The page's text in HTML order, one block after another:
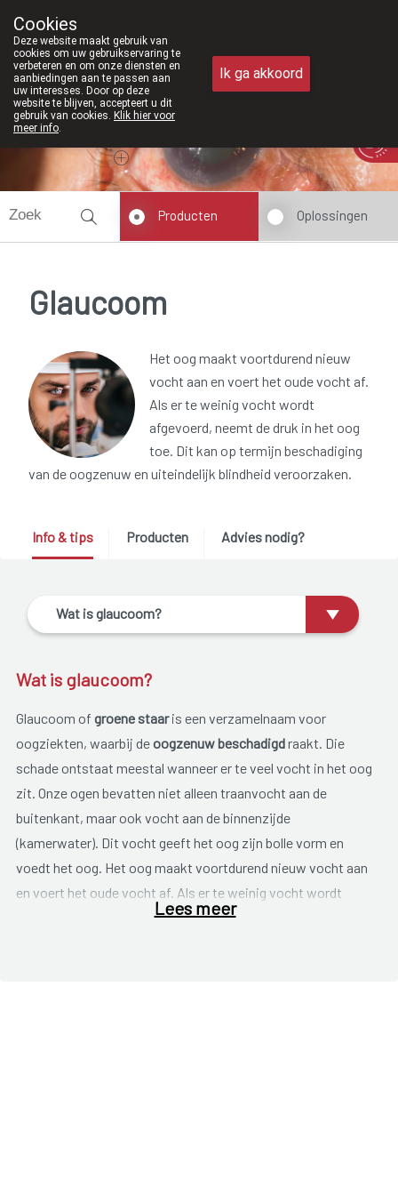
011/610300
Vandaag
Producten Oplossingen
Glaucoom
Het oog maakt voortdurend nieuw
vocht aan en voert het oude vocht af.
Als er te weinig vocht wordt
afgevoerd, neemt de druk in het oog
toe. Dit kan op termijn beschadiging
van de oogzenuw en uiteindelijk blindheid veroorzaken.
Info & tips Producten Advies nodig?
Wat is glaucoom?
Wat is glaucoom?
Glaucoom of groene staaris een verzamelnaam voor
oogziekten, waarbij deoogzenuw beschadigdraakt. Die
schade ontstaat meestal wanneer er te veel vocht in het oog
zit. Onze ogen bevatten niet alleen traanvocht aan de
buitenkant, maar ook vocht aan de binnenzijde
(kamerwater). Dit vocht geeft het oog zijn bolle vorm en
voedt het oog. Het oog maakt voortdurend nieuw vocht aan
en voert het oude vocht af. Als er te weinig vocht wordt
neemt de druk in het oog toe
Lees meer
Cookies
Deze website maakt gebruik van
cookies om uw gebruikservaring te
verbeteren en om onze diensten en
aanbiedingen aan te passen aan
uw interesses. Door op deze
website te blijven, accepteert u dit
gebruik van cookies. Klik hier voor
meer info.
Ik ga akkoord